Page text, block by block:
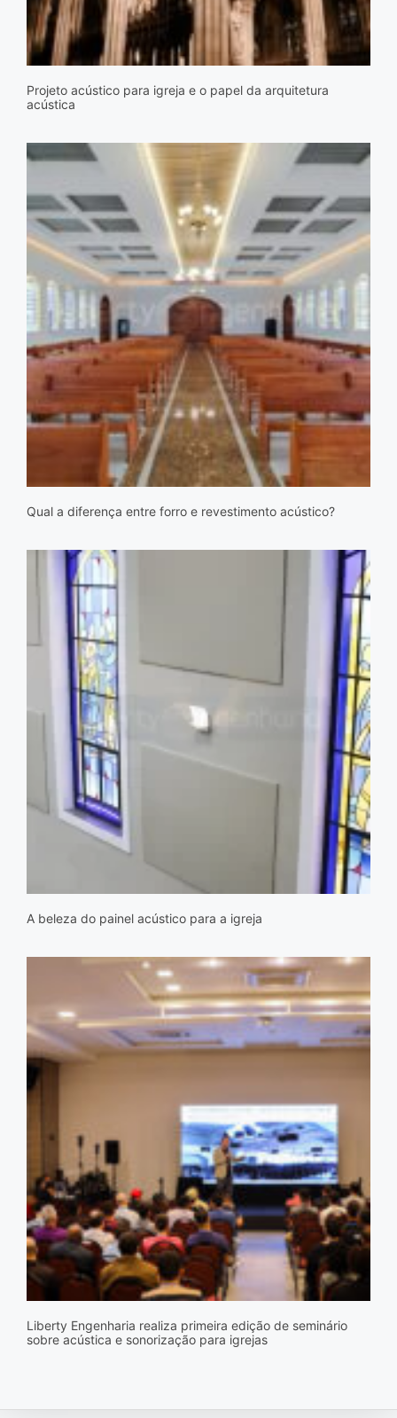
Projeto acústico para igreja e o papel da arquitetura
acústica
Qual a diferença entre forro e revestimento acústico?
A beleza do painel acústico para a igreja
Liberty Engenharia realiza primeira edição de seminário
sobre acústica e sonorização para igrejas